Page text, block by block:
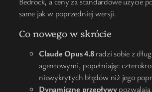
same jak w poprzedniej wersji.
Co nowego w skrócie
Claude Opus 4.8radzi sobie z
agentowymi, popełniając
niewykrytych błędów niż jego
Dynamiczne przepływy